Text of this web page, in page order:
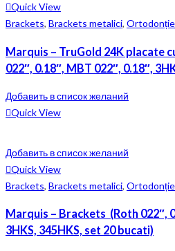
Quick View
Brackets, Brackets metalici, Ortodonție
Marquis – TruGold 24K placate
022″, 0.18″, MBT 022″, 0.18″,
Добавить в список желаний
Quick View
Добавить в список желаний
Quick View
Brackets, Brackets metalici, Ortodonție
Marquis – Brackets (Roth 022″,
3HKS, 345HKS, set 20 bucati)